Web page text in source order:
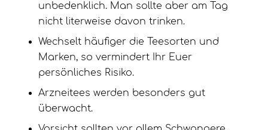
unbedenklich. Man sollte aber am Tag
nicht literweise davon trinken.
Wechselt häufiger die Teesorten und
Marken, so vermindert Ihr Euer
persönliches Risiko.
Arzneitees werden besonders gut
überwacht.